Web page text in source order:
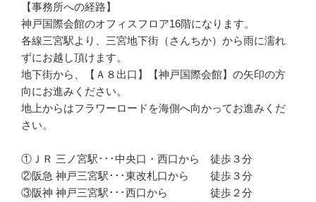
【事務所への経路】
神戸国際会館のオフィスフロア16階になります。
各線三宮駅より、三宮地下街（さんちか）から雨に濡れ
ずにお越し頂けます。
地下街から、【Ａ８出口】【神戸国際会館】の矢印の方
向にお進みください。
地上からはフラワーロードを海側へ向かってお進みくだ
さい。
①ＪＲ 三ノ宮駅･･･中央口・西口から 徒歩３分
②阪急 神戸三宮駅･･･東改札口から 徒歩３分
③阪神 神戸三宮駅･･･西口から 徒歩２分